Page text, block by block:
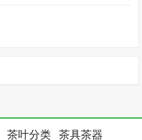
茶叶分类 茶具茶器